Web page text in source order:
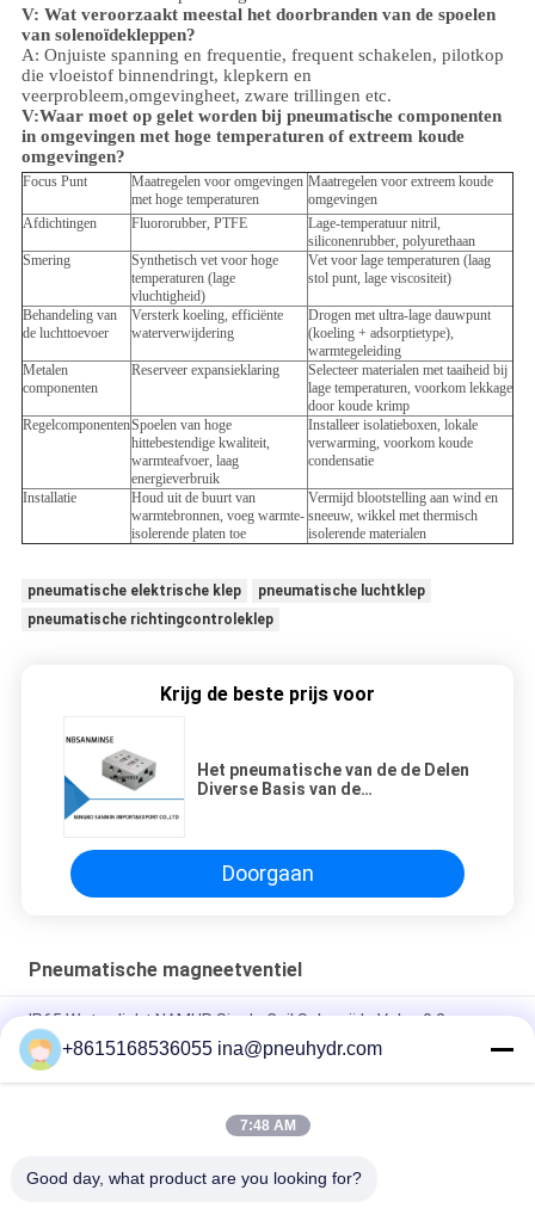
V: Wat veroorzaakt meestal het doorbranden van de spoelen
van solenoïdekleppen?
A: Onjuiste spanning en frequentie, frequent schakelen, pilotkop
die vloeistof binnendringt, klepkern en
veerprobleem,omgevingheet, zware trillingen etc.
V:Waar moet op gelet worden bij pneumatische componenten
in omgevingen met hoge temperaturen of extreem koude
omgevingen?
Focus Punt
Maatregelen voor omgevingen
met hoge temperaturen
Maatregelen voor extreem koude
omgevingen
Afdichtingen
Fluororubber, PTFE
Lage-temperatuur nitril,
siliconenrubber, polyurethaan
Smering
Synthetisch vet voor hoge
temperaturen (lage
vluchtigheid)
Vet voor lage temperaturen (laag
stol punt, lage viscositeit)
Behandeling van
de luchttoevoer
Versterk koeling, efficiënte
waterverwijdering
Drogen met ultra-lage dauwpunt
(koeling + adsorptietype),
warmtegeleiding
Metalen
componenten
Reserveer expansieklaring
Selecteer materialen met taaiheid bij
lage temperaturen, voorkom lekkage
door koude krimp
RegelcomponentenSpoelen van hoge
hittebestendige kwaliteit,
warmteafvoer, laag
energieverbruik
Installeer isolatieboxen, lokale
verwarming, voorkom koude
condensatie
Installatie
Houd uit de buurt van
warmtebronnen, voeg warmte-
isolerende platen toe
Vermijd blootstelling aan wind en
sneeuw, wikkel met thermisch
isolerende materialen
pneumatische elektrische klep
pneumatische luchtklep
pneumatische richtingcontroleklep
Krijg de beste prijs voor
Het pneumatische van de de Delen
Diverse Basis van de
Doorgaan
Pneumatische magneetventiel
IP65 Waterdicht NAMUR Single Coil Solenoïde Valve 0.2 -
1.0Mpa 60°C NBR PUR Seal
FV-L10 In-Line 5-Weg Pneumatische Magneetventiel M7
DOOS-Lood - typ van de de Kleprol DC24V gelijkstroom 29W
+8615168536055 ina@pneuhydr.com
7:48 AM
Good day, what product are you looking for?